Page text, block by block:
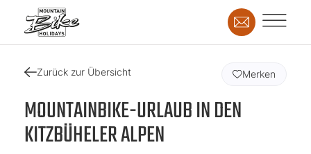
Zurück zur Übersicht
MOUNTAINBIKE-URLAUB IN DEN
KITZBÜHELER ALPEN
Merken